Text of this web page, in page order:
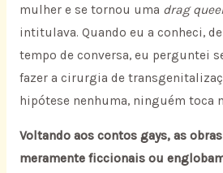
mulher e se tornou uma drag
intitulava. Quando eu a conheci,
tempo de conversa, eu perguntei
fazer a cirurgia de
hipótese nenhuma, ninguém toca
Voltando aos contos gays, as
meramente ficcionais ou